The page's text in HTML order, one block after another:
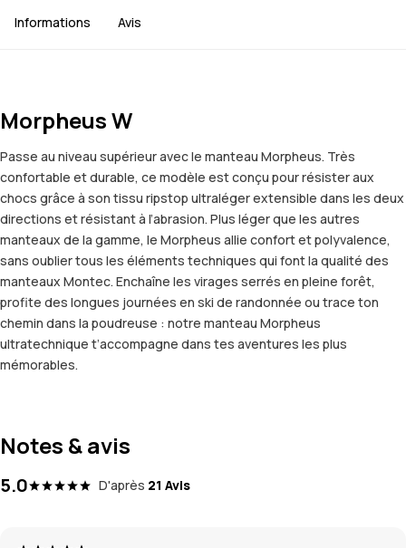
Informations Avis
Morpheus W
Passe au niveau supérieur avec le manteau Morpheus. Très
confortable et durable, ce modèle est conçu pour résister aux
chocs grâce à son tissu ripstop ultraléger extensible dans les deux
directions et résistant à l’abrasion. Plus léger que les autres
manteaux de la gamme, le Morpheus allie confort et polyvalence,
sans oublier tous les éléments techniques qui font la qualité des
manteaux Montec. Enchaîne les virages serrés en pleine forêt,
profite des longues journées en ski de randonnée ou trace ton
chemin dans la poudreuse : notre manteau Morpheus
ultratechnique t’accompagne dans tes aventures les plus
mémorables.
Notes & avis
5.0 D'après 21 Avis